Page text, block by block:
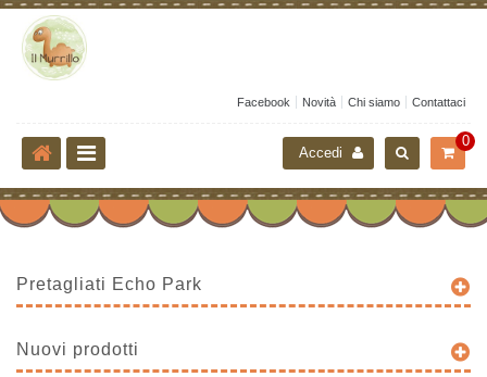
Facebook Novità Chi siamo Contattaci
0
Accedi
Pretagliati Echo Park
Nuovi prodotti